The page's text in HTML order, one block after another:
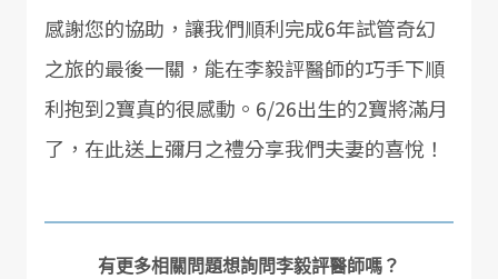
感謝您的協助，讓我們順利完成6年試管奇幻
之旅的最後一關，能在李毅評醫師的巧手下順
利抱到2寶真的很感動。6/26出生的2寶將滿月
了，在此送上彌月之禮分享我們夫妻的喜悅！
有更多相關問題想詢問李毅評醫師嗎？